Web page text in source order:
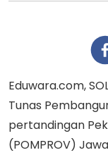
Eduwara.com,
Tunas
pertandingan
(POMPROV)